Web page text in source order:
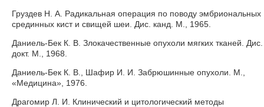
Груздев Н. А. Радикальная операция по поводу эмбриональных
срединных кист и свищей шеи. Дис. канд. М., 1965.
Даниель-Бек К. В. Злокачественные опухоли мягких тканей. Дис.
докт. М., 1968.
Даниель-Бек К. В., Шафир И. И. Забрюшинные опухоли. М.,
«Медицина», 1976.
Драгомир Л. И. Клинический и цитологический методы